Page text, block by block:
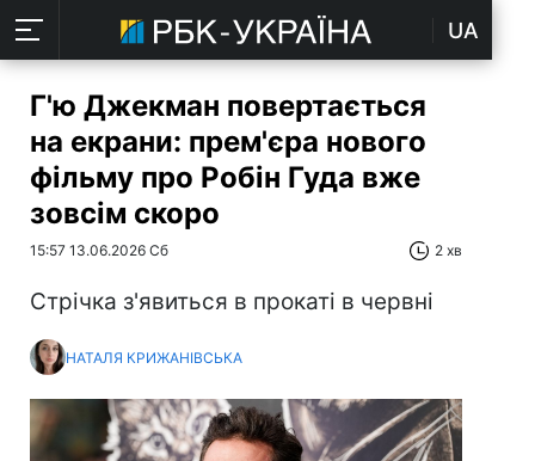
UA
Г'ю Джекман повертається
на екрани: прем'єра нового
фільму про Робін Гуда вже
зовсім скоро
15:57 13.06.2026 Сб 2 хв
Стрічка з'явиться в прокаті в червні
НАТАЛЯ КРИЖАНІВСЬКА